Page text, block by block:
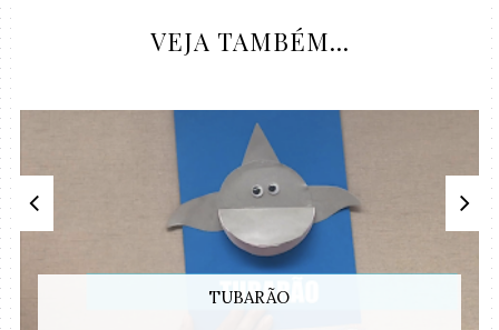
VEJA TAMBÉM...
TUBARÃO